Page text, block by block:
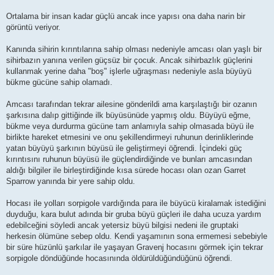
Ortalama bir insan kadar güçlü ancak ince yapısı ona daha narin bir
görüntü veriyor.
Kanında sihirin kırıntılarına sahip olması nedeniyle amcası olan yaşlı bir
sihirbazın yanına verilen güçsüz bir çocuk. Ancak sihirbazlık güçlerini
kullanmak yerine daha "boş" işlerle uğraşması nedeniyle asla büyüyü
bükme gücüne sahip olamadı.
Amcası tarafından tekrar ailesine gönderildi ama karşılaştığı bir ozanın
şarkısına dalıp gittiğinde ilk büyüsünüde yapmış oldu. Büyüyü eğme,
bükme veya durdurma gücüne tam anlamıyla sahip olmasada büyü ile
birlikte hareket etmesini ve onu şekillendirmeyi ruhunun derinliklerinde
yatan büyüyü şarkının büyüsü ile geliştirmeyi öğrendi. İçindeki güç
kırıntısını ruhunun büyüsü ile güçlendirdiğinde ve bunları amcasından
aldığı bilgiler ile birleştirdiğinde kısa sürede hocası olan ozan Garret
Sparrow yanında bir yere sahip oldu.
Hocası ile yolları sorpigole vardığında para ile büyücü kiralamak istediğini
duyduğu, kara bulut adında bir gruba büyü güçleri ile daha ucuza yardım
edebilceğini söyledi ancak yetersiz büyü bilgisi nedeni ile gruptaki
herkesin ölümüne sebep oldu. Kendi yaşamının sona ermemesi sebebiyle
bir süre hüzünlü şarkılar ile yaşayan Gravenj hocasını görmek için tekrar
sorpigole döndüğünde hocasınında öldürüldüğündüğünü öğrendi.